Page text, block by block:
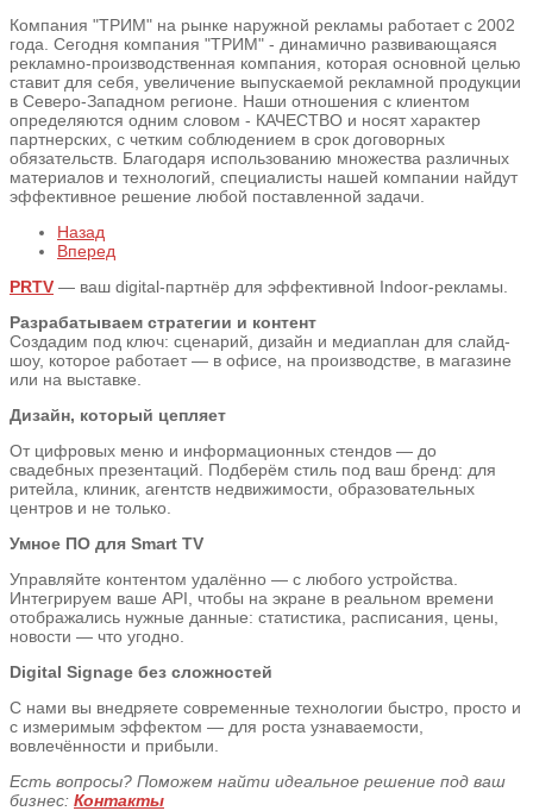
Компания "ТРИМ" на рынке наружной рекламы работает с 2002
года. Сегодня компания "ТРИМ" - динамично развивающаяся
рекламно-производственная компания, которая основной целью
ставит для себя, увеличение выпускаемой рекламной продукции
в Северо-Западном регионе. Наши отношения с клиентом
определяются одним словом - КАЧЕСТВО и носят характер
партнерских, с четким соблюдением в срок договорных
обязательств. Благодаря использованию множества различных
материалов и технологий, специалисты нашей компании найдут
эффективное решение любой поставленной задачи.
Назад
Вперед
PRTV — ваш digital-партнёр для эффективной Indoor-рекламы.
Разрабатываем стратегии и контент
Создадим под ключ: сценарий, дизайн и медиаплан для слайд-
шоу, которое работает — в офисе, на производстве, в магазине
или на выставке.
Дизайн, который цепляет
От цифровых меню и информационных стендов — до
свадебных презентаций. Подберём стиль под ваш бренд: для
ритейла, клиник, агентств недвижимости, образовательных
центров и не только.
Умное ПО для Smart TV
Управляйте контентом удалённо — с любого устройства.
Интегрируем ваше API, чтобы на экране в реальном времени
отображались нужные данные: статистика, расписания, цены,
новости — что угодно.
Digital Signage без сложностей
С нами вы внедряете современные технологии быстро, просто и
с измеримым эффектом — для роста узнаваемости,
вовлечённости и прибыли.
Есть вопросы? Поможем найти идеальное решение под ваш
бизнес: Контакты